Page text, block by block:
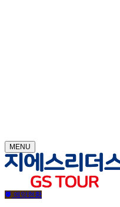
MENU
예약현황